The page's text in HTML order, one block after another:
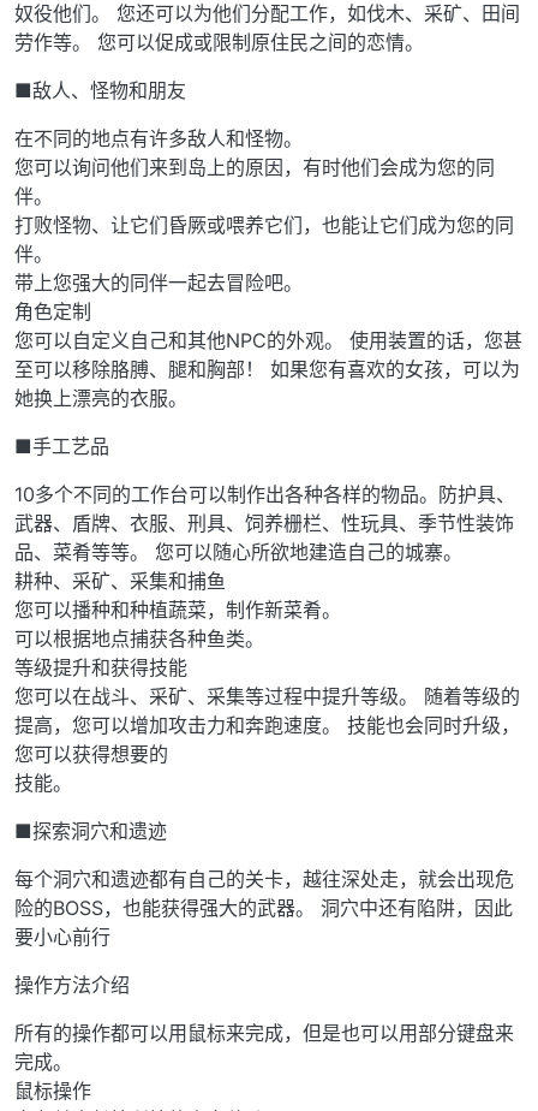
奴役他们。 您还可以为他们分配工作，如伐木、采矿、田间
劳作等。 您可以促成或限制原住民之间的恋情。
■敌人、怪物和朋友
在不同的地点有许多敌人和怪物。
您可以询问他们来到岛上的原因，有时他们会成为您的同
伴。
打败怪物、让它们昏厥或喂养它们，也能让它们成为您的同
伴。
带上您强大的同伴一起去冒险吧。
角色定制
您可以自定义自己和其他NPC的外观。 使用装置的话，您甚
至可以移除胳膊、腿和胸部！ 如果您有喜欢的女孩，可以为
她换上漂亮的衣服。
■手工艺品
10多个不同的工作台可以制作出各种各样的物品。防护具、
武器、盾牌、衣服、刑具、饲养栅栏、性玩具、季节性装饰
品、菜肴等等。 您可以随心所欲地建造自己的城寨。
耕种、采矿、采集和捕鱼
您可以播种和种植蔬菜，制作新菜肴。
可以根据地点捕获各种鱼类。
等级提升和获得技能
您可以在战斗、采矿、采集等过程中提升等级。 随着等级的
提高，您可以增加攻击力和奔跑速度。 技能也会同时升级，
您可以获得想要的
技能。
■探索洞穴和遗迹
每个洞穴和遗迹都有自己的关卡，越往深处走，就会出现危
险的BOSS，也能获得强大的武器。 洞穴中还有陷阱，因此
要小心前行
操作方法介绍
所有的操作都可以用鼠标来完成，但是也可以用部分键盘来
完成。
鼠标操作